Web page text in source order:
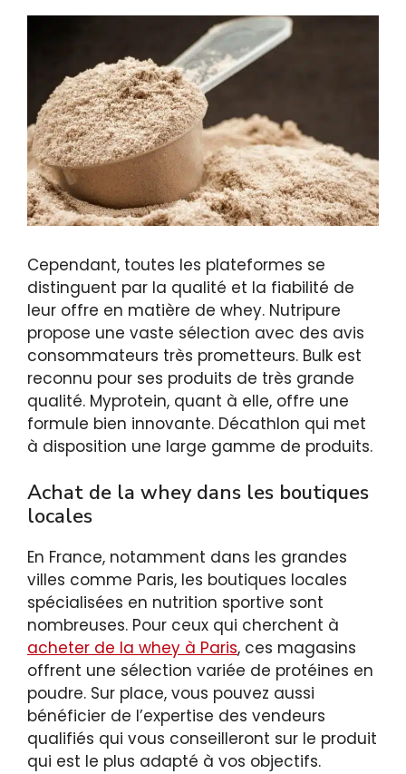
Cependant, toutes les plateformes se
distinguent par la qualité et la fiabilité de
leur offre en matière de whey. Nutripure
propose une vaste sélection avec des avis
consommateurs très prometteurs. Bulk est
reconnu pour ses produits de très grande
qualité. Myprotein, quant à elle, offre une
formule bien innovante. Décathlon qui met
à disposition une large gamme de produits.
Achat de la whey dans les boutiques
locales
En France, notamment dans les grandes
villes comme Paris, les boutiques locales
spécialisées en nutrition sportive sont
nombreuses. Pour ceux qui cherchent à
acheter de la whey à Paris, ces magasins
offrent une sélection variée de protéines en
poudre. Sur place, vous pouvez aussi
bénéficier de l’expertise des vendeurs
qualifiés qui vous conseilleront sur le produit
qui est le plus adapté à vos objectifs.